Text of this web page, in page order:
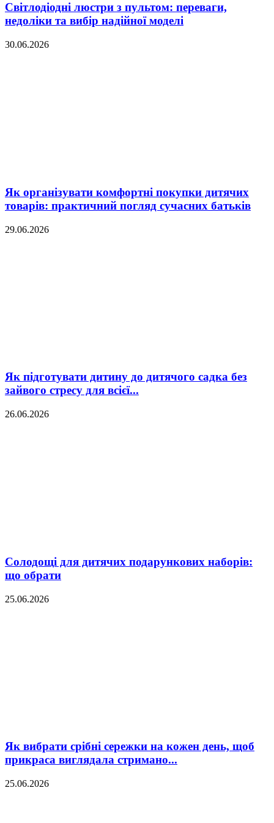
Світлодіодні люстри з пультом: переваги,
недоліки та вибір надійної моделі
30.06.2026
Як організувати комфортні покупки дитячих
товарів: практичний погляд сучасних батьків
29.06.2026
Як підготувати дитину до дитячого садка без
зайвого стресу для всієї...
26.06.2026
Солодощі для дитячих подарункових наборів:
що обрати
25.06.2026
Як вибрати срібні сережки на кожен день, щоб
прикраса виглядала стримано...
25.06.2026